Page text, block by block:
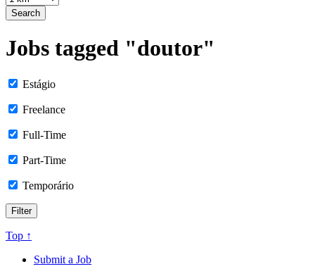
Search
Jobs tagged "doutor"
Estágio
Freelance
Full-Time
Part-Time
Temporário
Top ↑
Submit a Job